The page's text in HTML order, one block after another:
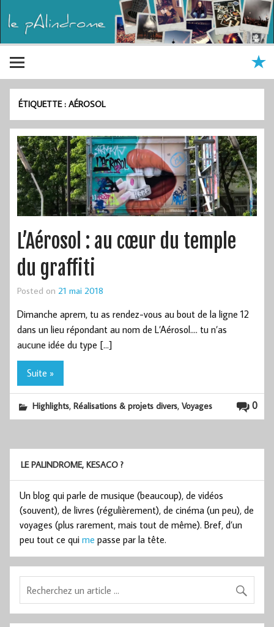
ÉTIQUETTE :AÉROSOL
L’Aérosol : au cœur du temple
du graffiti
Posted on 21 mai 2018
Dimanche aprem, tu as rendez-vous au bout de la ligne 12
dans un lieu répondant au nom de L’Aérosol…. tu n’as
aucune idée du type […]
Suite »
0
Highlights,Réalisations & projets divers,Voyages
LE PALINDROME, KESACO ?
Un blog qui parle de musique (beaucoup), de vidéos
(souvent), de livres (régulièrement), de cinéma (un peu), de
voyages (plus rarement, mais tout de même). Bref, d’un
peu tout ce qui me passe par la tête.